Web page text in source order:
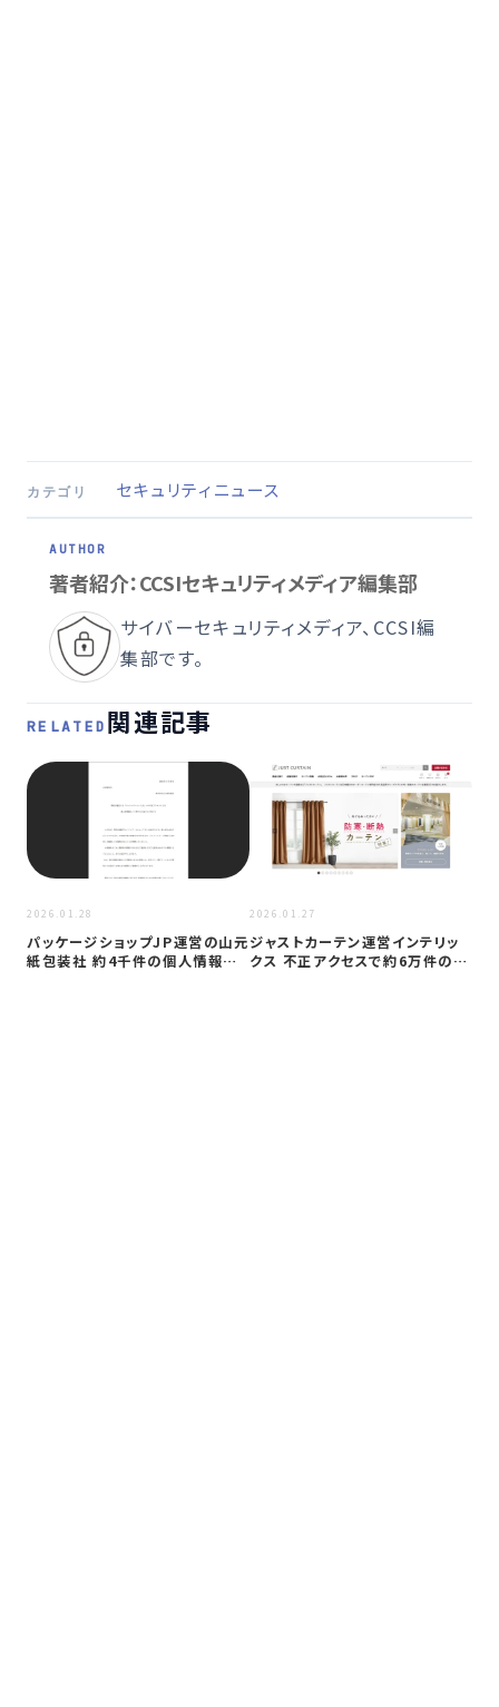
カテゴリ セキュリティニュース
著者紹介：CCSIセキュリティメディア編集部
サイバーセキュリティメディア、CCSI編
集部です。
RELATED 関連記事
2026.01.28
パッケージショップJP運営の山元
紙包装社 約4千件の個人情報漏
2026.01.27
ジャストカーテン運営インテリッ
クス 不正アクセスで約6万件の個